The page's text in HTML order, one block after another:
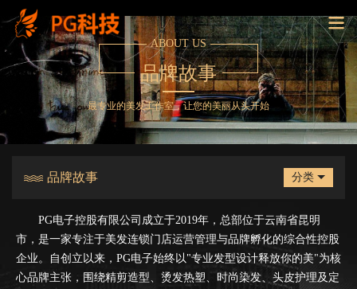
PG
电
子
控
股
有
限
公
司-
ABOUT US
品牌故事
最专业的美发工作室，让您的美丽从头开始
品牌故事 分类
PG电子控股有限公司成立于2019年，总部位于云南省昆明
市，是一家专注于美发连锁门店运营管理与品牌孵化的综合性控股
企业。自创立以来，PG电子始终以"专业发型设计释放你的美"为核
心品牌主张，围绕精剪造型、烫发热塑、时尚染发、头皮护理及定